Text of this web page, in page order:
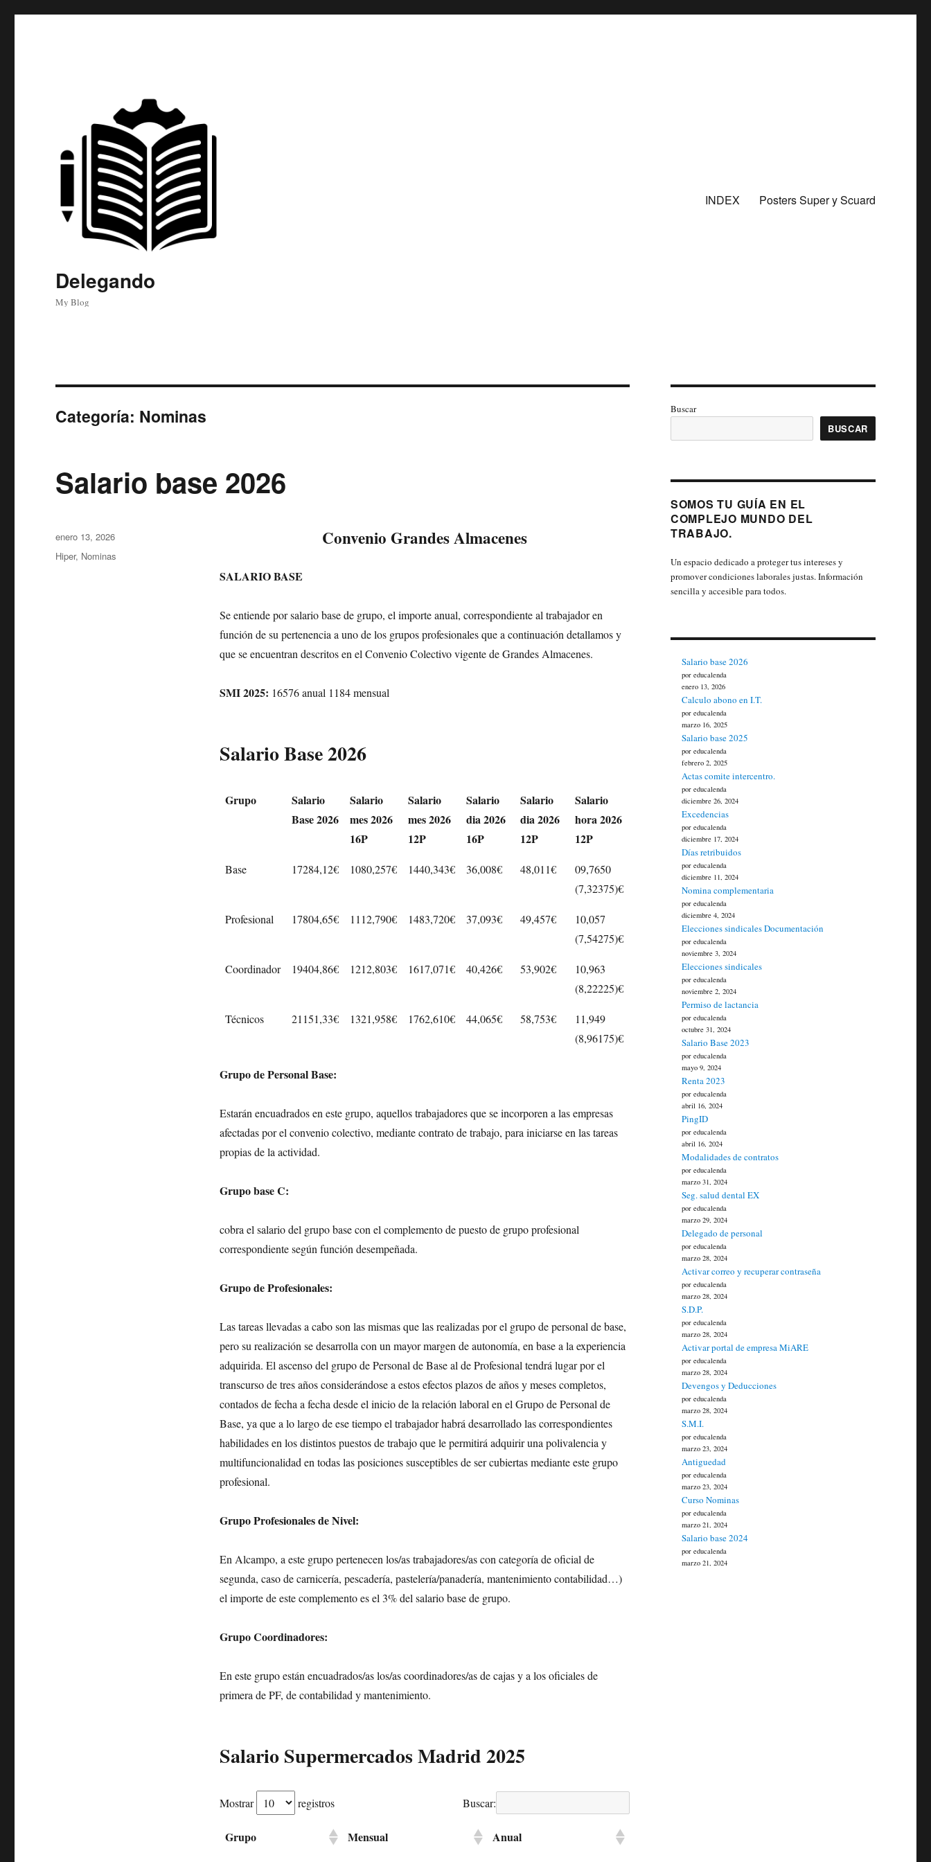
Delegando
My Blog
INDEX Posters Super y Scuard
Categoría: Nominas
Salario base 2026
Convenio Grandes Almacenes
SALARIO BASE
Se entiende por salario base de grupo, el importe anual, correspondiente al trabajador en
función de su pertenencia a uno de los grupos profesionales que a continuación detallamos y
que se encuentran descritos en el Convenio Colectivo vigente de Grandes Almacenes.
SMI 2025: 16576 anual 1184 mensual
Salario Base 2026
Grupo
Salario
Base 2026
Salario
mes 2026
16P
Salario
mes 2026
12P
Salario
dia 2026
16P
Salario
dia 2026
12P
Salario
hora 2026
12P
Base 17284,12€ 1080,257€ 1440,343€ 36,008€ 48,011€
09,7650
(7,32375)€
Profesional 17804,65€ 1112,790€ 1483,720€ 37,093€ 49,457€
10,057
(7,54275)€
Coordinador 19404,86€ 1212,803€ 1617,071€ 40,426€ 53,902€
10,963
(8,22225)€
Técnicos 21151,33€ 1321,958€ 1762,610€ 44,065€ 58,753€
11,949
(8,96175)€
Grupo de Personal Base:
Estarán encuadrados en este grupo, aquellos trabajadores que se incorporen a las empresas
afectadas por el convenio colectivo, mediante contrato de trabajo, para iniciarse en las tareas
propias de la actividad.
Grupo base C:
cobra el salario del grupo base con el complemento de puesto de grupo profesional
correspondiente según función desempeñada.
Grupo de Profesionales:
Las tareas llevadas a cabo son las mismas que las realizadas por el grupo de personal de base,
pero su realización se desarrolla con un mayor margen de autonomía, en base a la experiencia
adquirida. El ascenso del grupo de Personal de Base al de Profesional tendrá lugar por el
transcurso de tres años considerándose a estos efectos plazos de años y meses completos,
contados de fecha a fecha desde el inicio de la relación laboral en el Grupo de Personal de
Base, ya que a lo largo de ese tiempo el trabajador habrá desarrollado las correspondientes
habilidades en los distintos puestos de trabajo que le permitirá adquirir una polivalencia y
multifuncionalidad en todas las posiciones susceptibles de ser cubiertas mediante este grupo
profesional.
Grupo Profesionales de Nivel:
En Alcampo, a este grupo pertenecen los/as trabajadores/as con categoría de oficial de
segunda, caso de carnicería, pescadería, pastelería/panadería, mantenimiento contabilidad…)
el importe de este complemento es el 3% del salario base de grupo.
Grupo Coordinadores:
En este grupo están encuadrados/as los/as coordinadores/as de cajas y a los oficiales de
primera de PF, de contabilidad y mantenimiento.
Salario Supermercados Madrid 2025
Mostrar registros Buscar:
Grupo Mensual Anual
Publicado
el
enero 13, 2026
Categorías
Hiper, Nominas
Buscar
BUSCAR
SOMOS TU GUÍA EN EL
COMPLEJO MUNDO DEL
TRABAJO.
Un espacio dedicado a proteger tus intereses y
promover condiciones laborales justas. Información
sencilla y accesible para todos.
Salario base 2026
por educalenda
enero 13, 2026
Calculo abono en I.T.
por educalenda
marzo 16, 2025
Salario base 2025
por educalenda
febrero 2, 2025
Actas comite intercentro.
por educalenda
diciembre 26, 2024
Excedencias
por educalenda
diciembre 17, 2024
Días retribuidos
por educalenda
diciembre 11, 2024
Nomina complementaria
por educalenda
diciembre 4, 2024
Elecciones sindicales Documentación
por educalenda
noviembre 3, 2024
Elecciones sindicales
por educalenda
noviembre 2, 2024
Permiso de lactancia
por educalenda
octubre 31, 2024
Salario Base 2023
por educalenda
mayo 9, 2024
Renta 2023
por educalenda
abril 16, 2024
PingID
por educalenda
abril 16, 2024
Modalidades de contratos
por educalenda
marzo 31, 2024
Seg. salud dental EX
por educalenda
marzo 29, 2024
Delegado de personal
por educalenda
marzo 28, 2024
Activar correo y recuperar contraseña
por educalenda
marzo 28, 2024
S.D.P.
por educalenda
marzo 28, 2024
Activar portal de empresa MiARE
por educalenda
marzo 28, 2024
Devengos y Deducciones
por educalenda
marzo 28, 2024
S.M.I.
por educalenda
marzo 23, 2024
Antiguedad
por educalenda
marzo 23, 2024
Curso Nominas
por educalenda
marzo 21, 2024
Salario base 2024
por educalenda
marzo 21, 2024